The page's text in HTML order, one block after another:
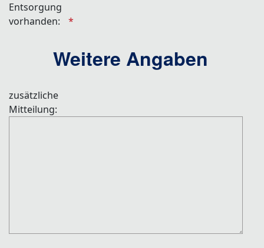
Entsorgung
vorhanden:
Weitere Angaben
zusätzliche
Mitteilung: